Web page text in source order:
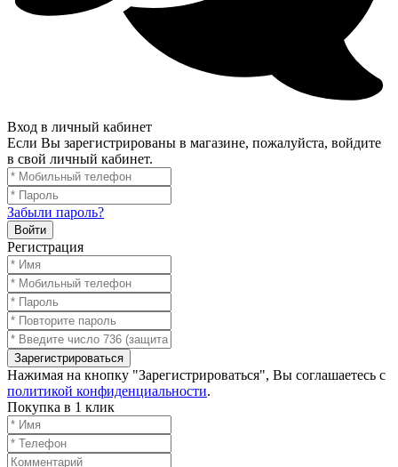
Вход в личный кабинет
Если Вы зарегистрированы в магазине, пожалуйста, войдите
в свой личный кабинет.
Забыли пароль?
Войти
Регистрация
Зарегистрироваться
Нажимая на кнопку "Зарегистрироваться", Вы соглашаетесь с
политикой конфиденциальности.
Покупка в 1 клик